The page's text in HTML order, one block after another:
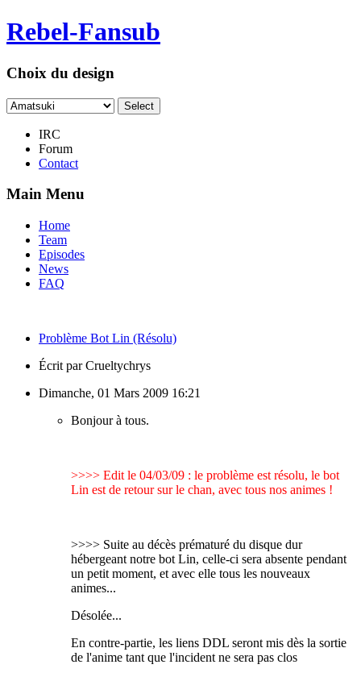
Rebel-Fansub
Choix du design
IRC
Forum
Contact
Main Menu
Home
Team
Episodes
News
FAQ
Problème Bot Lin (Résolu)
Écrit par Crueltychrys
Dimanche, 01 Mars 2009 16:21
Bonjour à tous.
>>>> Edit le 04/03/09 : le problème est résolu, le bot
Lin est de retour sur le chan, avec tous nos animes !
>>>> Suite au décès prématuré du disque dur
hébergeant notre bot Lin, celle-ci sera absente pendant
un petit moment, et avec elle tous les nouveaux
animes...
Désolée...
En contre-partie, les liens DDL seront mis dès la sortie
de l'anime tant que l'incident ne sera pas clos